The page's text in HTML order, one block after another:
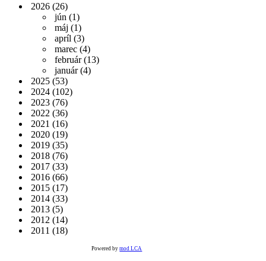
2026 (26)
jún (1)
máj (1)
apríl (3)
marec (4)
február(13)
január(4)
2025 (53)
2024 (102)
2023 (76)
2022 (36)
2021 (16)
2020 (19)
2019 (35)
2018 (76)
2017 (33)
2016 (66)
2015 (17)
2014 (33)
2013 (5)
2012 (14)
2011 (18)
Powered bymod LCA